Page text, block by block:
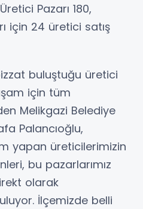
Pazarı 180,
için 24 üretici satış
buluştuğu üretici
için tüm
Melikgazi Belediye
Palancıoğlu,
yapan üreticilerimizin
bu pazarlarımız
olarak
İlçemizde belli